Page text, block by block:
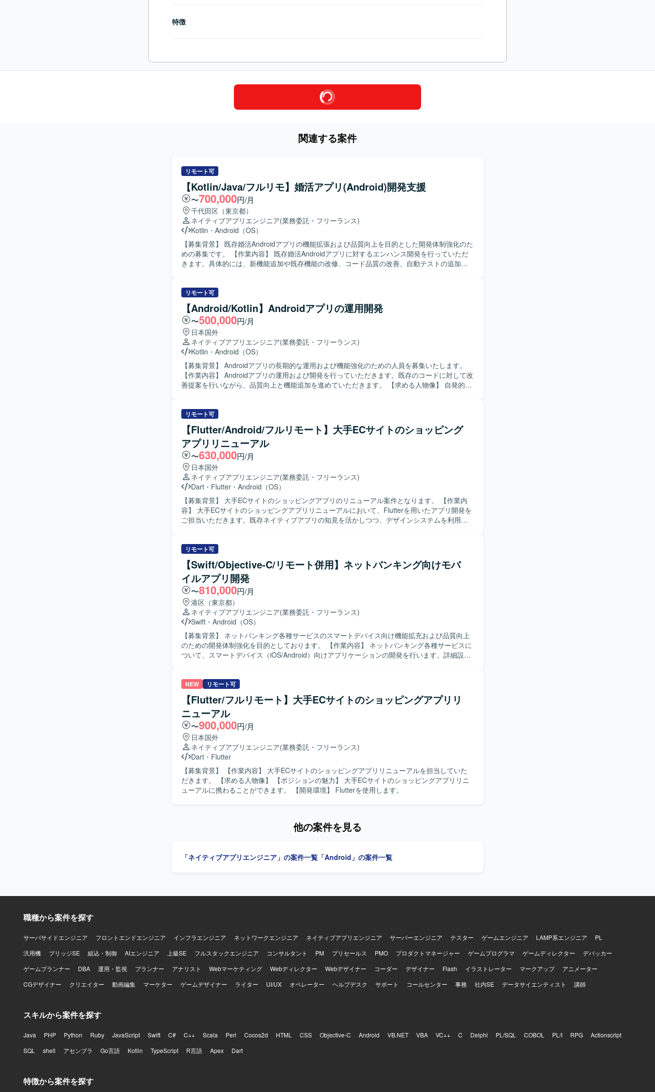
特徴
関連する案件
リモート可
【Kotlin/Java/フルリモ】婚活アプリ(Android)開発支援
〜700,000円/月
千代田区（東京都）
ネイティブアプリエンジニア(業務委託・フリーランス)
Kotlin ・ Android（OS）
【募集背景】 既存婚活Androidアプリの機能拡張および品質向上を目的とした開発体制強化のた
めの募集です。 【作業内容】 既存婚活Androidアプリに対するエンハンス開発を行っていただ
きます。具体的には、新機能追加や既存機能の改修、コード品質の改善、自動テストの追加・
ニケーションが取れ、自ら課題を発見し改善提案ができる方を求めています。既存の設計やテ
スト方針を尊重しつつ、より良いアーキテクチャや開発プロセスを意識して取り組める方が望
ましいです。 【ポジションの魅力】 コンシューマ向け婚活アプリの開発に携わることで、多く
のユーザーに影響力のあるサービス開発経験を積むことができます。既存プロダクトのエンハ
ンス開発を通じて、アーキテクチャ設計や自動テストの実装など、モダンなAndroid開発の知見
を深めることができます。 【開発環境】 Android向けネイティブアプリ開発環境にて、
Kotlin/JavaおよびGitを用いたチーム開発を行います。アーキテクチャはClean Architectureを意
識した構成となっている想定です。
リモート可
【Android/Kotlin】Androidアプリの運用開発
〜500,000円/月
日本国外
ネイティブアプリエンジニア(業務委託・フリーランス)
Kotlin ・ Android（OS）
【募集背景】 Androidアプリの長期的な運用および機能強化のための人員を募集いたします。
【作業内容】 Androidアプリの運用および開発を行っていただきます。既存のコードに対して改
善提案を行いながら、品質向上と機能追加を進めていただきます。 【求める人物像】 自発的に
ジションの魅力】 長期的な運用と開発を通じて、Androidアプリケーションの改善サイクルを継
続的に経験できる環境です。既存コードの改善提案を行うことで、設計や品質向上に深く関わ
ることができます。 【開発環境】 Androidアプリケーション開発環境にて、MVVMアーキテク
チャに沿った開発を行います。
リモート可
【Flutter/Android/フルリモート】大手ECサイトのショッピング
アプリリニューアル
〜630,000円/月
日本国外
ネイティブアプリエンジニア(業務委託・フリーランス)
Dart ・ Flutter ・ Android（OS）
【募集背景】 大手ECサイトのショッピングアプリのリニューアル案件となります。 【作業内
容】 大手ECサイトのショッピングアプリリニューアルにおいて、Flutterを用いたアプリ開発を
ご担当いただきます。既存ネイティブアプリの知見を活かしつつ、デザインシステムを利用し
開発を進めていただける方を求めています。 【ポジションの魅力】 大規模なECサービスのス
マートフォンアプリ開発に携わることで、Flutterを活用したクロスプラットフォーム開発やデ
ザインシステム活用の実践経験を積むことができます。 【開発環境】 Flutterを用いたスマート
フォンアプリ開発環境となります。
リモート可
【Swift/Objective-C/リモート併用】ネットバンキング向けモバ
イルアプリ開発
〜810,000円/月
港区（東京都）
ネイティブアプリエンジニア(業務委託・フリーランス)
Swift ・ Android（OS）
【募集背景】 ネットバンキング各種サービスのスマートデバイス向け機能拡充および品質向上
のための開発体制強化を目的としております。 【作業内容】 ネットバンキング各種サービスに
ついて、スマートデバイス（iOS/Android）向けアプリケーションの開発を行います。詳細設計
から実装、テストまで対応できる方を求めております。関係者とコミュニケーションを取りな
がら、品質とユーザビリティを意識した開発ができる方を歓迎いたします。 【ポジションの魅
力】 金融系ネットバンキングサービスの開発に関わることで、大規模なユーザーを持つサービ
スのモバイルアプリ開発経験を積むことができます。iOS/Androidいずれかの専門性を活かしつ
つ、金融ドメインの知見も深めていただけます。 【開発環境】 iOS/Android向けモバイルアプ
リ開発環境（Objective-C、Swiftを用いた開発が想定されます）。
NEW リモート可
【Flutter/フルリモート】大手ECサイトのショッピングアプリリ
ニューアル
〜900,000円/月
日本国外
ネイティブアプリエンジニア(業務委託・フリーランス)
Dart ・ Flutter
【募集背景】 【作業内容】 大手ECサイトのショッピングアプリリニューアルを担当していた
だきます。 【求める人物像】 【ポジションの魅力】 大手ECサイトのショッピングアプリリニ
ューアルに携わることができます。 【開発環境】 Flutterを使用します。
他の案件を見る
「ネイティブアプリエンジニア」の案件一覧 「Android」の案件一覧
職種から案件を探す
サーバサイドエンジニア フロントエンドエンジニア インフラエンジニア ネットワークエンジニア ネイティブアプリエンジニア サーバーエンジニア テスター ゲームエンジニア LAMP系エンジニア
PL
汎用機
ブリッジSE 組込・制御 AIエンジニア 上級SE フルスタックエンジニア コンサルタント PM プリセールス PMO プロダクトマネージャー ゲームプログラマ ゲームディレクター
デバッカー
ゲームプランナー
DBA 運用・監視 プランナー アナリスト Webマーケティング Webディレクター Webデザイナー コーダー デザイナー Flash イラストレーター マークアップ
アニメーター
CGデザイナー
クリエイター 動画編集 マーケター ゲームデザイナー ライター UI/UX オペレーター ヘルプデスク サポート コールセンター 事務 社内SE データサイエンティスト 講師
スキルから案件を探す
Java PHP Python Ruby JavaScript Swift C# C++ Scala Perl Cocos2d HTML CSS Objective-C Android VB.NET VBA VC++ C Delphi PL/SQL COBOL PL/I RPG
Actionscript
SQL
shell アセンブラ Go言語 Kotlin TypeScript R言語 Apex Dart
特徴から案件を探す